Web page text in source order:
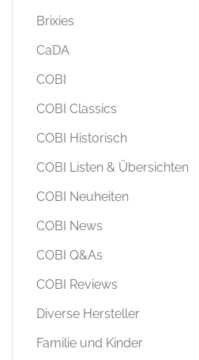
Brixies
CaDA
COBI
COBI Classics
COBI Historisch
COBI Listen & Übersichten
COBI Neuheiten
COBI News
COBI Q&As
COBI Reviews
Diverse Hersteller
Familie und Kinder